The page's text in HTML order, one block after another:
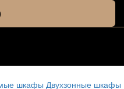
шкафы Двухзонные шкафы